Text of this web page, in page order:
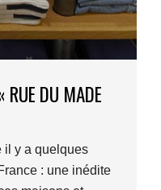
RUE DU MADE
il y a quelques
: une inédite